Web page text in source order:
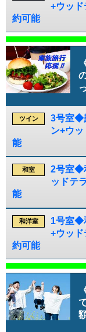
+ウッ
約可能
ツイン
3号室◆
ン+ウ
能
和室
2号室◆
ッドテ
能
和洋室
1号室◆
+ウッ
約可能